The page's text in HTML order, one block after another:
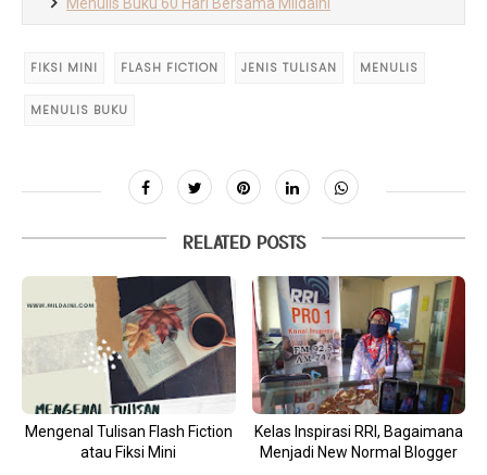
Menulis Buku 60 Hari Bersama MildaIni
FIKSI MINI FLASH FICTION JENIS TULISAN MENULIS
MENULIS BUKU
RELATED POSTS
Mengenal Tulisan Flash Fiction
atau Fiksi Mini
Kelas Inspirasi RRI, Bagaimana
Menjadi New Normal Blogger